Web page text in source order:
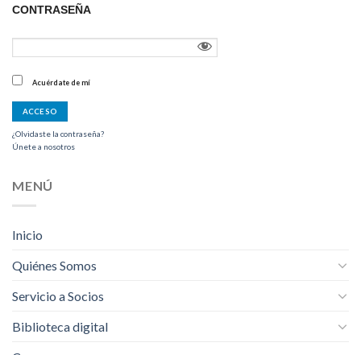
CONTRASEÑA
Acuérdate de mí
¿Olvidaste la contraseña?
Únete a nosotros
MENÚ
Inicio
Quiénes Somos
Servicio a Socios
Biblioteca digital